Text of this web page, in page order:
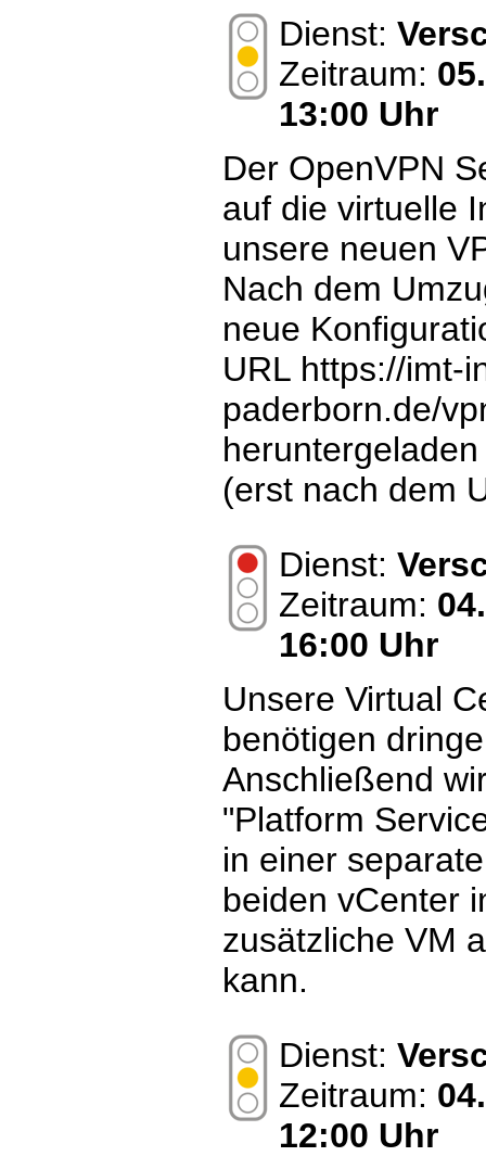
Dienst:
Zeitraum:
13:00 Uhr
Der OpenVPN
auf die virtuelle
unsere neuen
Nach dem
neue
URL https://imt-
paderborn.de/
(erst nach dem
Dienst:
Zeitraum:
16:00 Uhr
Unsere Virtual
benötigen
Anschließend
"Platform
in einer
beiden vCenter
zusätzliche VM
kann.
Dienst:
Zeitraum:
12:00 Uhr